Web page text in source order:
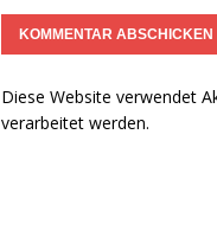
Diese Website verwendet
verarbeitet werden.